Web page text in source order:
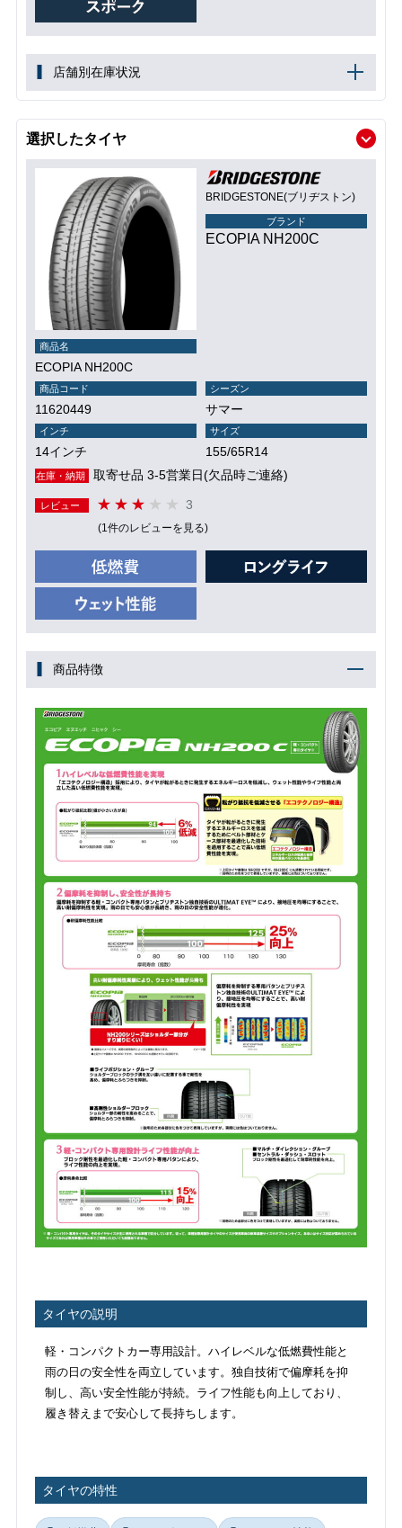
店舗別在庫状況
選択したタイヤ
BRIDGESTONE(ブリヂストン)
ブランド
ECOPIA NH200C
商品名
ECOPIA NH200C
商品コード
11620449
シーズン
サマー
インチ
14インチ
サイズ
155/65R14
在庫・納期 取寄せ品 3-5営業日(欠品時ご連絡)
レビュー 3
(1件のレビューを見る)
商品特徴
タイヤの説明
軽・コンパクトカー専用設計。ハイレベルな低燃費性能と
雨の日の安全性を両立しています。独自技術で偏摩耗を抑
制し、高い安全性能が持続。ライフ性能も向上しており、
履き替えまで安心して長持ちします。
タイヤの特性